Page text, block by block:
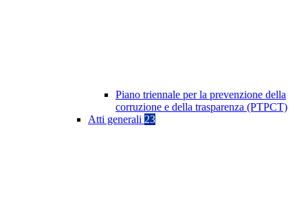
Piano triennale per la prevenzione della
corruzione e della trasparenza (PTPCT)
Atti generali 23